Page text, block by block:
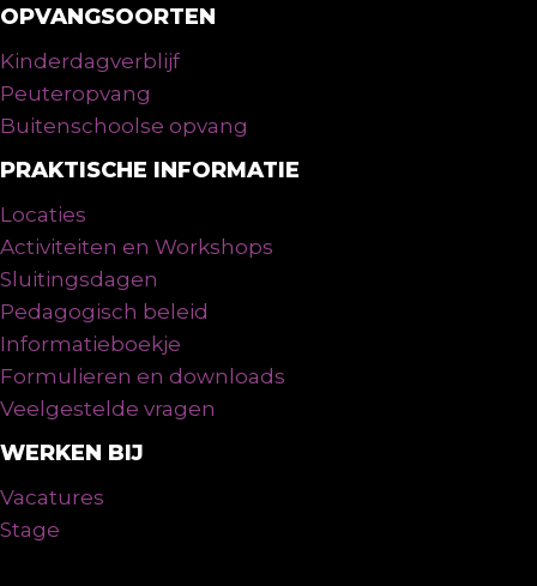
OPVANGSOORTEN
Kinderdagverblijf
Peuteropvang
Buitenschoolse opvang
PRAKTISCHE INFORMATIE
Locaties
Activiteiten en Workshops
Sluitingsdagen
Pedagogisch beleid
Informatieboekje
Formulieren en downloads
Veelgestelde vragen
WERKEN BIJ
Vacatures
Stage